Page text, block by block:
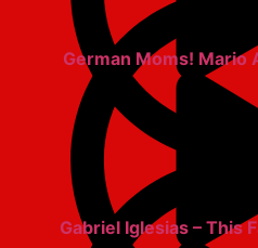
German Moms!
Gabriel Iglesias